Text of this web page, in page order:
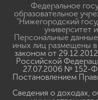
Федеральное
образовательное
"Нижегородский
университет
Персональные
иных лиц размещены в
законом от
Российской
27.07.2006 № 152-
Постановлением
Сведения о доходах,